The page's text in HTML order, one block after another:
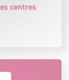
centres